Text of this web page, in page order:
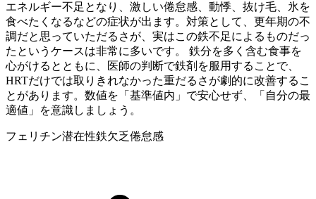
エネルギー不足となり、激しい倦怠感、動悸、抜け毛、氷を
食べたくなるなどの症状が出ます。対策として、更年期の不
調だと思っていただるさが、実はこの鉄不足によるものだっ
たというケースは非常に多いです。 鉄分を多く含む食事を
心がけるとともに、医師の判断で鉄剤を服用することで、
HRTだけでは取りきれなかった重だるさが劇的に改善するこ
とがあります。数値を「基準値内」で安心せず、「自分の最
適値」を意識しましょう。
フェリチン潜在性鉄欠乏倦怠感